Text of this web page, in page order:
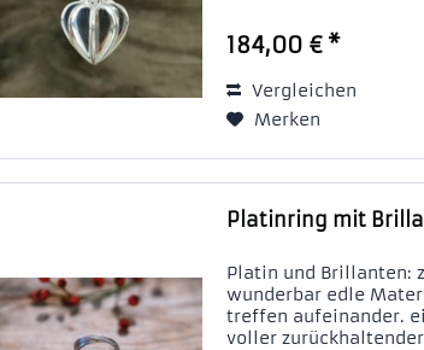
184,00 € *
Vergleichen
Merken
Platinring mit
Platin und Brillanten:
wunderbar edle
treffen aufeinander.
voller zurückhaltender